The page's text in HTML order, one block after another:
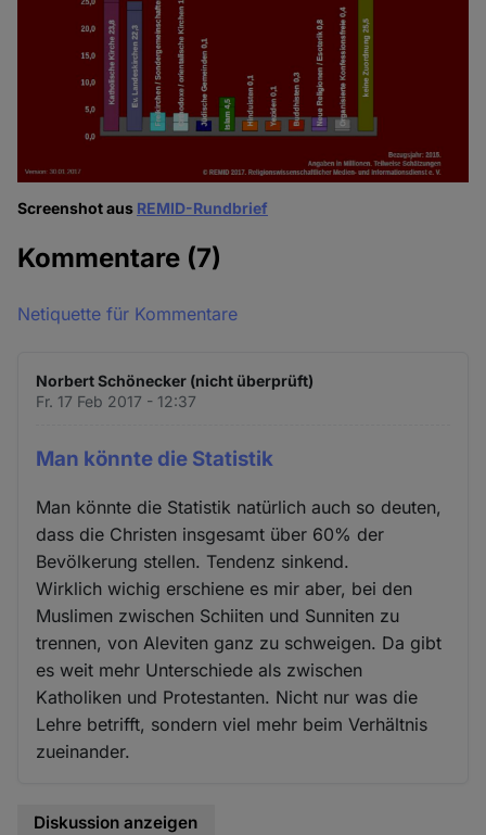
Screenshot aus REMID-Rundbrief
Kommentare (7)
Netiquette für Kommentare
Norbert Schönecker (nicht überprüft)
Fr. 17 Feb 2017 - 12:37
Man könnte die Statistik
Man könnte die Statistik natürlich auch so deuten,
dass die Christen insgesamt über 60% der
Bevölkerung stellen. Tendenz sinkend.
Wirklich wichig erschiene es mir aber, bei den
Muslimen zwischen Schiiten und Sunniten zu
trennen, von Aleviten ganz zu schweigen. Da gibt
es weit mehr Unterschiede als zwischen
Katholiken und Protestanten. Nicht nur was die
Lehre betrifft, sondern viel mehr beim Verhältnis
zueinander.
Diskussion anzeigen